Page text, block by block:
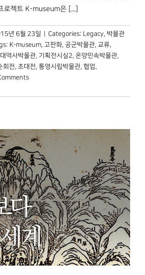
로젝트 K-museum은 [...]
년 6월 23일 Categories: Legacy, 박물관
K-museum, 고판화, 공군박물관, 교류,
역사박물관, 기획전시실2, 온양민속박물관,
회전, 초대전, 통영시립박물관, 협업,